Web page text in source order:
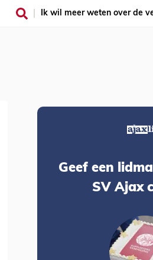
Ik wil meer weten over de
Geef een
SV Ajax